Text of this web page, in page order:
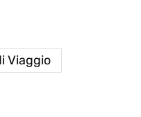
Viaggio